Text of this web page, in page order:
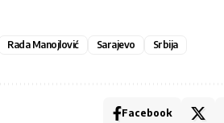
Rada Manojlović Sarajevo Srbija
Facebook